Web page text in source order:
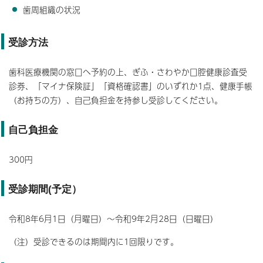
歯周組織の状況
受診方法
歯科医療機関の窓口へ予約の上、ぎふ・さわやか口腔健康診査受
診券、「マイナ保険証」「資格確認書」のいずれか1点、健康手帳
（お持ちの方）、自己負担金を持参し受診してください。
自己負担金
300円
受診期間(予定）
令和8年6月1日（月曜日）～令和9年2月28日（日曜日）
（注）受診できるのは期間内に1回限りです。